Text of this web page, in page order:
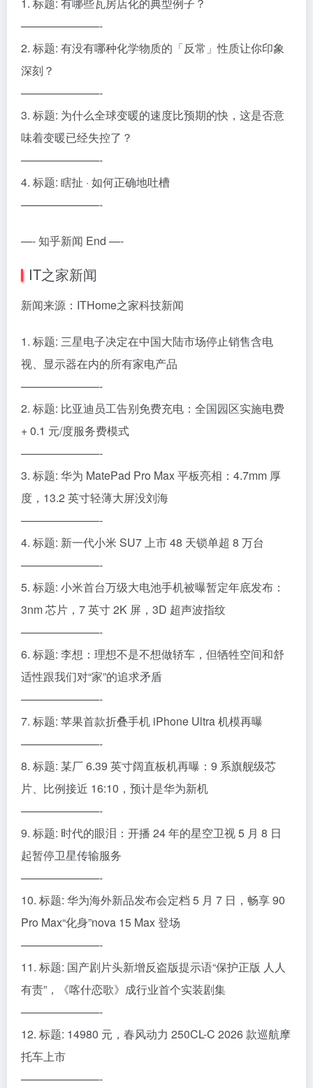
1. 标题: 有哪些瓦房店化的典型例子？
———————-
2. 标题: 有没有哪种化学物质的「反常」性质让你印象
深刻？
———————-
3. 标题: 为什么全球变暖的速度比预期的快，这是否意
味着变暖已经失控了？
———————-
4. 标题: 瞎扯 · 如何正确地吐槽
———————-
—- 知乎新闻 End —-
IT之家新闻
新闻来源：ITHome之家科技新闻
1. 标题: 三星电子决定在中国大陆市场停止销售含电
视、显示器在内的所有家电产品
———————-
2. 标题: 比亚迪员工告别免费充电：全国园区实施电费
+ 0.1 元/度服务费模式
———————-
3. 标题: 华为 MatePad Pro Max 平板亮相：4.7mm 厚
度，13.2 英寸轻薄大屏没刘海
———————-
4. 标题: 新一代小米 SU7 上市 48 天锁单超 8 万台
———————-
5. 标题: 小米首台万级大电池手机被曝暂定年底发布：
3nm 芯片，7 英寸 2K 屏，3D 超声波指纹
———————-
6. 标题: 李想：理想不是不想做轿车，但牺牲空间和舒
适性跟我们对“家”的追求矛盾
———————-
7. 标题: 苹果首款折叠手机 iPhone Ultra 机模再曝
———————-
8. 标题: 某厂 6.39 英寸阔直板机再曝：9 系旗舰级芯
片、比例接近 16:10，预计是华为新机
———————-
9. 标题: 时代的眼泪：开播 24 年的星空卫视 5 月 8 日
起暂停卫星传输服务
———————-
10. 标题: 华为海外新品发布会定档 5 月 7 日，畅享 90
Pro Max“化身”nova 15 Max 登场
———————-
11. 标题: 国产剧片头新增反盗版提示语“保护正版 人人
有责”，《喀什恋歌》成行业首个实装剧集
———————-
12. 标题: 14980 元，春风动力 250CL-C 2026 款巡航摩
托车上市
———————-